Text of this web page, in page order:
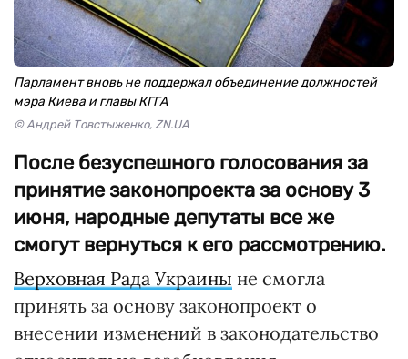
Парламент вновь не поддержал объединение должностей
мэра Киева и главы КГГА
© Андрей Товстыженко, ZN.UA
После безуспешного голосования за
принятие законопроекта за основу 3
июня, народные депутаты все же
смогут вернуться к его рассмотрению.
Верховная Рада Украины не смогла
принять за основу законопроект о
внесении изменений в законодательство